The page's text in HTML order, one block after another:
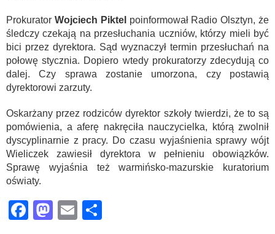
Prokurator Wojciech Piktel poinformował Radio Olsztyn, że
śledczy czekają na przesłuchania uczniów, którzy mieli być
bici przez dyrektora. Sąd wyznaczył termin przesłuchań na
połowę stycznia. Dopiero wtedy prokuratorzy zdecydują co
dalej. Czy sprawa zostanie umorzona, czy postawią
dyrektorowi zarzuty.
Oskarżany przez rodziców dyrektor szkoły twierdzi, że to są
pomówienia, a aferę nakręciła nauczycielka, którą zwolnił
dyscyplinarnie z pracy. Do czasu wyjaśnienia sprawy wójt
Wieliczek zawiesił dyrektora w pełnieniu obowiązków.
Sprawę wyjaśnia też warmińsko-mazurskie kuratorium
oświaty.
Facebook
Mastodon
Email